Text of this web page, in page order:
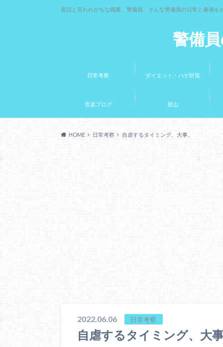
警備
底辺と言われがちな職業、警備員。そんな警備員の日常と裏側
日常考察 ダイエット・ハゲ対策
音楽ブログ 登山
HOME 日常考察 自虐するタイミング、大事。
2022.06.06 日常考察
自虐するタイミング、大